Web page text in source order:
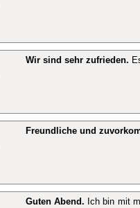
Wir sind sehr zufrieden.
Freundliche und
Guten Abend. Ich bin mit